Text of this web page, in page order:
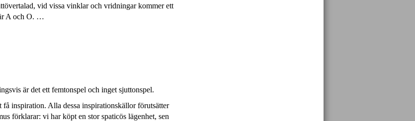
vid vissa vinklar och vridningar kommer ett
A och O. …
är det ett femtonspel och inget sjuttonspel.
inspiration. Alla dessa inspirationskällor förutsätter
förklarar: vi har köpt en stor spaticös lägenhet, sen